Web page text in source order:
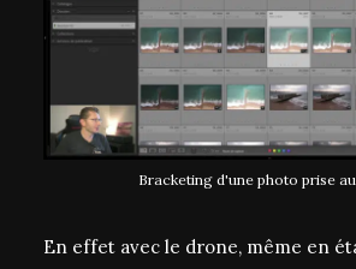
Bracketing d'une photo prise
En effet avec le drone, même en